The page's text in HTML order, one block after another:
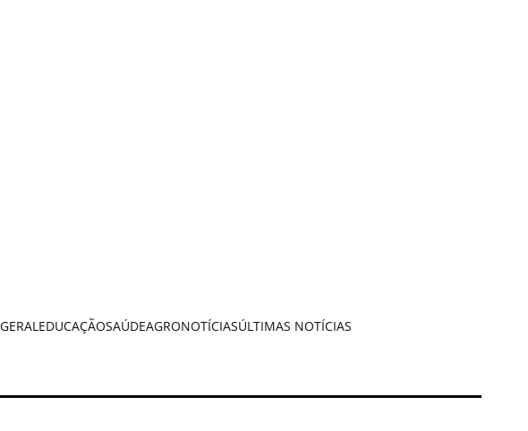
GERALEDUCAÇÃOSAÚDEAGRONOTÍCIASÚLTIMAS NOTÍCIAS